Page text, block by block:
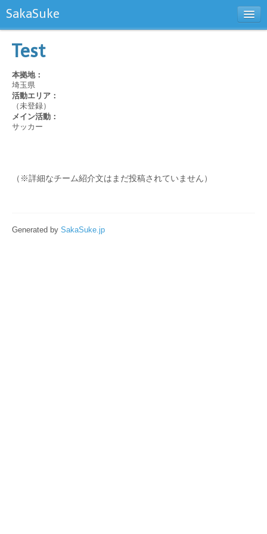
SakaSuke
お問い合わせ
Test
本拠地：
埼玉県
活動エリア：
（未登録）
メイン活動：
サッカー
（※詳細なチーム紹介文はまだ投稿されていません）
Generated by SakaSuke.jp